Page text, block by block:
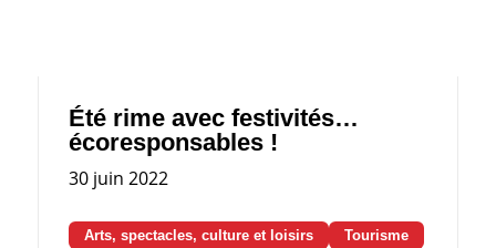
Été rime avec festivités…
écoresponsables !
30 juin 2022
Arts, spectacles, culture et loisirs
Tourisme